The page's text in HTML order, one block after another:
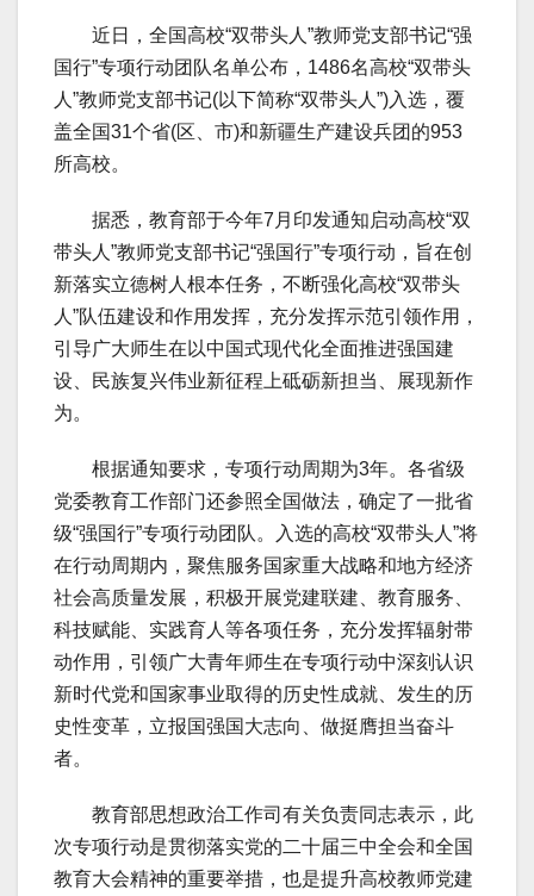
近日，全国高校“双带头人”教师党支部书记“强
国行”专项行动团队名单公布，1486名高校“双带头
人”教师党支部书记(以下简称“双带头人”)入选，覆
盖全国31个省(区、市)和新疆生产建设兵团的953
所高校。
据悉，教育部于今年7月印发通知启动高校“双
带头人”教师党支部书记“强国行”专项行动，旨在创
新落实立德树人根本任务，不断强化高校“双带头
人”队伍建设和作用发挥，充分发挥示范引领作用，
引导广大师生在以中国式现代化全面推进强国建
设、民族复兴伟业新征程上砥砺新担当、展现新作
为。
根据通知要求，专项行动周期为3年。各省级
党委教育工作部门还参照全国做法，确定了一批省
级“强国行”专项行动团队。入选的高校“双带头人”将
在行动周期内，聚焦服务国家重大战略和地方经济
社会高质量发展，积极开展党建联建、教育服务、
科技赋能、实践育人等各项任务，充分发挥辐射带
动作用，引领广大青年师生在专项行动中深刻认识
新时代党和国家事业取得的历史性成就、发生的历
史性变革，立报国强国大志向、做挺膺担当奋斗
者。
教育部思想政治工作司有关负责同志表示，此
次专项行动是贯彻落实党的二十届三中全会和全国
教育大会精神的重要举措，也是提升高校教师党建